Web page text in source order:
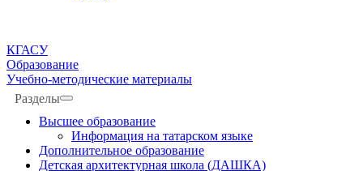
КГАСУ
Образование
Учебно-методические материалы
Разделы
Высшее образование
Информация на татарском языке
Дополнительное образование
Детская архитектурная школа (ДАШКА)